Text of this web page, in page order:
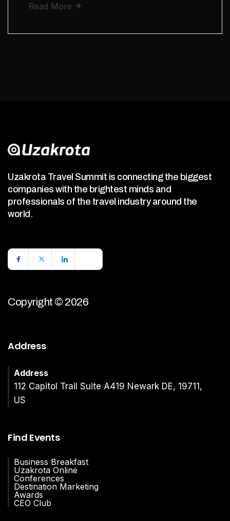
Read More
Uzakrota Travel Summit is connecting the biggest
companies with the brightest minds and
professionals of the travel industry around the
world.
Copyright © 2026
Address
Address
112 Capitol Trail Suite A419 Newark DE, 19711,
US
Find Events
Business Breakfast
Uzakrota Online
Conferences
Destination Marketing
Awards
CEO Club